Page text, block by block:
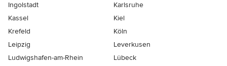
Ingolstadt
Karlsruhe
Kassel
Kiel
Krefeld
Köln
Leipzig
Leverkusen
Ludwigshafen-am-Rhein
Lübeck